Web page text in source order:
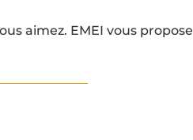
aimez. EMEI vous propose